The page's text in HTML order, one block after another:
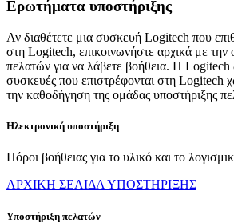
Ερωτήματα υποστήριξης
Αν διαθέτετε μια συσκευή Logitech που
στη Logitech, επικοινωνήστε αρχικά με την
πελατών για να λάβετε βοήθεια. Η Logitech
συσκευές που επιστρέφονται στη Logitech
την καθοδήγηση της ομάδας υποστήριξης
Ηλεκτρονική υποστήριξη
Πόροι βοήθειας για το υλικό και το
ΑΡΧΙΚΗ ΣΕΛΙΔΑ ΥΠΟΣΤΗΡΙΞΗΣ
Υποστήριξη πελατών